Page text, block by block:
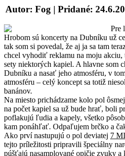
Autor: Fog | Pridané:
Pre
Hrobom sú koncerty na Dubníku už
tak som si povedal, že aj ja sa tam
chcel vyhodiť reklamu na moju akciu,
sety niektorých kapiel. A hlavne som
Dubníku a nasať jeho atmosféru, v
atmosféru – celý koncept sa totiž
banánov.
Na miesto prichádzame kolo pol
na počet kapiel sa už bude hrať, boli
poflakujú ľudia a kapely, všetko
kam ponáhľať. Odpaľujem brčko a
Ako prví nastupujú o pol deviatej 7
tejto príležitosti pripravili špeciálny
púšťajú nasamplované opičie zvuky a